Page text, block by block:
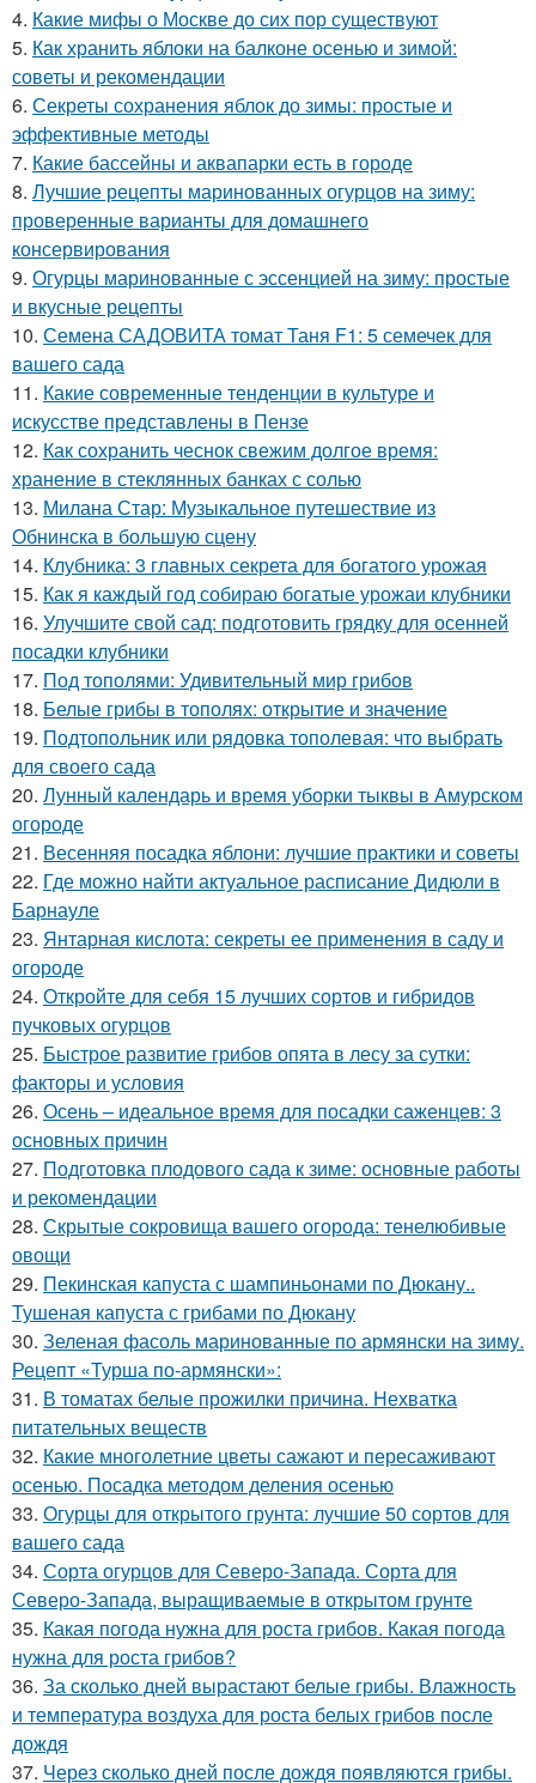
4. Какие мифы о Москве до сих пор существуют
5. Как хранить яблоки на балконе осенью и зимой:
советы и рекомендации
6. Секреты сохранения яблок до зимы: простые и
эффективные методы
7. Какие бассейны и аквапарки есть в городе
8. Лучшие рецепты маринованных огурцов на зиму:
проверенные варианты для домашнего
консервирования
9. Огурцы маринованные с эссенцией на зиму: простые
и вкусные рецепты
10. Семена САДОВИТА томат Таня F1: 5 семечек для
вашего сада
11. Какие современные тенденции в культуре и
искусстве представлены в Пензе
12. Как сохранить чеснок свежим долгое время:
хранение в стеклянных банках с солью
13. Милана Стар: Музыкальное путешествие из
Обнинска в большую сцену
14. Клубника: 3 главных секрета для богатого урожая
15. Как я каждый год собираю богатые урожаи клубники
16. Улучшите свой сад: подготовить грядку для осенней
посадки клубники
17. Под тополями: Удивительный мир грибов
18. Белые грибы в тополях: открытие и значение
19. Подтопольник или рядовка тополевая: что выбрать
для своего сада
20. Лунный календарь и время уборки тыквы в Амурском
огороде
21. Весенняя посадка яблони: лучшие практики и советы
22. Где можно найти актуальное расписание Дидюли в
Барнауле
23. Янтарная кислота: секреты ее применения в саду и
огороде
24. Откройте для себя 15 лучших сортов и гибридов
пучковых огурцов
25. Быстрое развитие грибов опята в лесу за сутки:
факторы и условия
26. Осень – идеальное время для посадки саженцев: 3
основных причин
27. Подготовка плодового сада к зиме: основные работы
и рекомендации
28. Скрытые сокровища вашего огорода: тенелюбивые
овощи
29. Пекинская капуста с шампиньонами по Дюкану..
Тушеная капуста с грибами по Дюкану
30. Зеленая фасоль маринованные по армянски на зиму.
Рецепт «Турша по-армянски»:
31. В томатах белые прожилки причина. Нехватка
питательных веществ
32. Какие многолетние цветы сажают и пересаживают
осенью. Посадка методом деления осенью
33. Огурцы для открытого грунта: лучшие 50 сортов для
вашего сада
34. Сорта огурцов для Северо-Запада. Сорта для
Северо-Запада, выращиваемые в открытом грунте
35. Какая погода нужна для роста грибов. Какая погода
нужна для роста грибов?
36. За сколько дней вырастают белые грибы. Влажность
и температура воздуха для роста белых грибов после
дождя
37. Через сколько дней после дождя появляются грибы.